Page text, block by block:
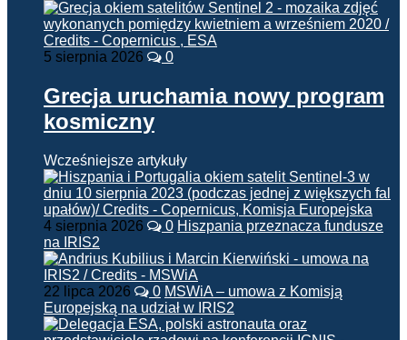
5 sierpnia 2026 0
Grecja uruchamia nowy program
kosmiczny
Wcześniejsze artykuły
4 sierpnia 2026 0 Hiszpania przeznacza fundusze
na IRIS2
22 lipca 2026 0 MSWiA – umowa z Komisją
Europejską na udział w IRIS2